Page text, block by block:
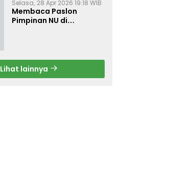
Selasa, 28 Apr 2026 19:18 WIB
Membaca Paslon
Pimpinan NU di
Lihat lainnya